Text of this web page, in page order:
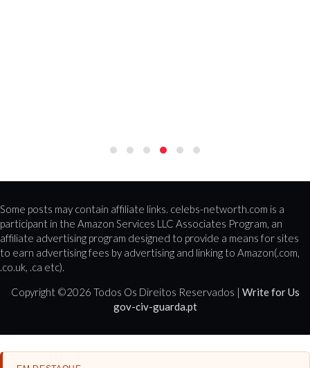
Some posts may contain affiliate links. celebs-networth.com is a
participant in the Amazon Services LLC Associates Program, an
affiliate advertising program designed to provide a means for sites
to earn advertising fees by advertising and linking to Amazon(.com,
.co.uk, .ca etc).
Copyright ©2026 Todos Os Direitos Reservados | Write for Us
gov-civ-guarda.pt